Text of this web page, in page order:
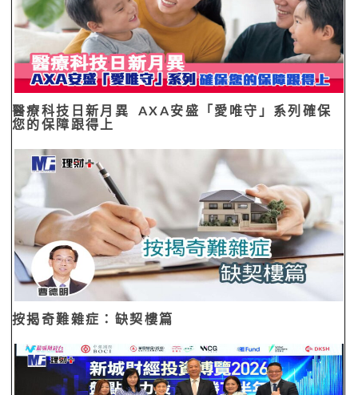
醫療科技日新月異 AXA安盛「愛唯守」系列確保
您的保障跟得上
按揭奇難雜症：缺契樓篇